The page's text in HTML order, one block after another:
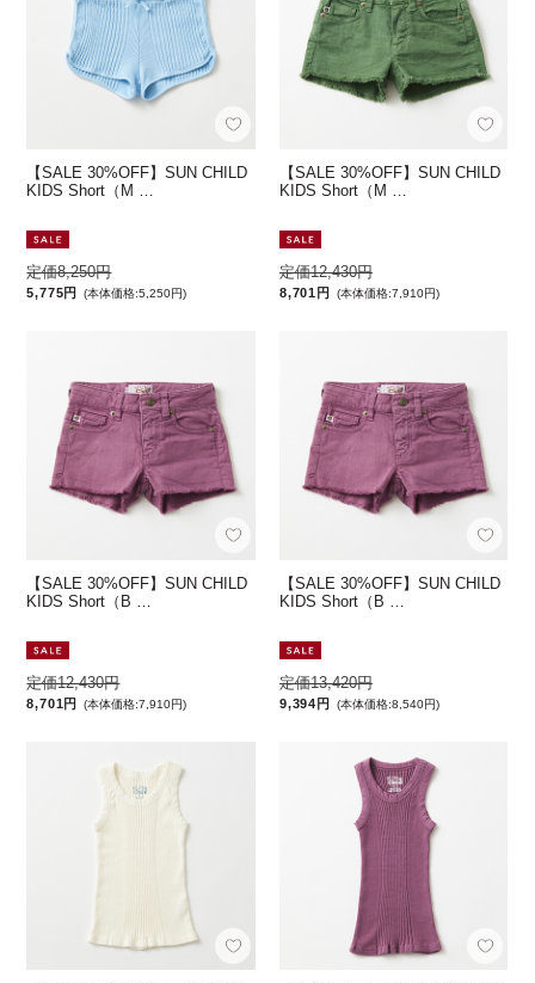
【SALE 30%OFF】SUN CHILD
KIDS Short（M …
定価8,250円
5,775円 (本体価格:5,250円)
【SALE 30%OFF】SUN CHILD
KIDS Short（M …
定価12,430円
8,701円 (本体価格:7,910円)
【SALE 30%OFF】SUN CHILD
KIDS Short（B …
定価12,430円
8,701円 (本体価格:7,910円)
【SALE 30%OFF】SUN CHILD
KIDS Short（B …
定価13,420円
9,394円 (本体価格:8,540円)